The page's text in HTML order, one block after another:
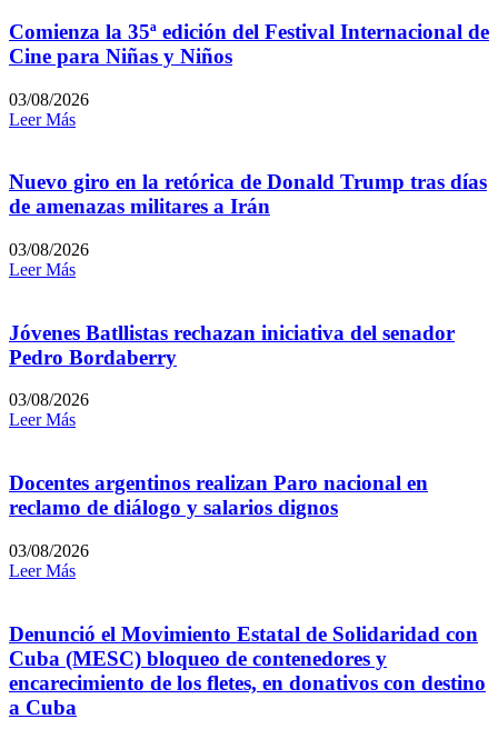
Comienza la 35ª edición del Festival Internacional de
Cine para Niñas y Niños
03/08/2026
Leer Más
Nuevo giro en la retórica de Donald Trump tras días
de amenazas militares a Irán
03/08/2026
Leer Más
Jóvenes Batllistas rechazan iniciativa del senador
Pedro Bordaberry
03/08/2026
Leer Más
Docentes argentinos realizan Paro nacional en
reclamo de diálogo y salarios dignos
03/08/2026
Leer Más
Denunció el Movimiento Estatal de Solidaridad con
Cuba (MESC) bloqueo de contenedores y
encarecimiento de los fletes, en donativos con destino
a Cuba